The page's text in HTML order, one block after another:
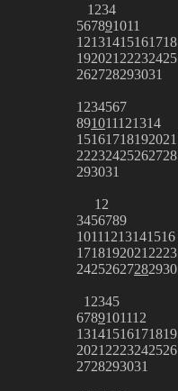
1 234
567891011
12131415161718
192021 22232425
262728293031
1 234567
891011121314
15161718192021
22232425262728
293031
1 2
3456789
10111213141516
1718192021 2223
24252627282930
1 2345
6789101112
13141516171819
2021 2223242526
2728293031